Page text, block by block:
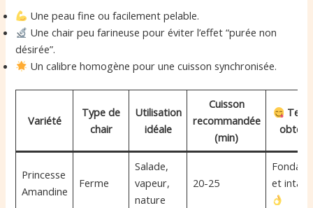
Une peau fine ou facilement pelable.
Une chair peu farineuse pour éviter l’effet “purée non
désirée”.
Un calibre homogène pour une cuisson synchronisée.
Variété
Type de
chair
Utilisation
idéale
Cuisson
recommandée
(min)
Princesse
Amandine
Ferme
Salade,
vapeur,
nature
20-25
et